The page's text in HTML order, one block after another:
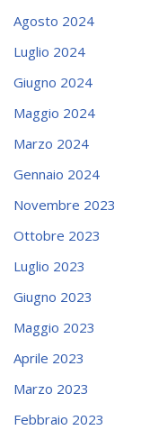
Agosto 2024
Luglio 2024
Giugno 2024
Maggio 2024
Marzo 2024
Gennaio 2024
Novembre 2023
Ottobre 2023
Luglio 2023
Giugno 2023
Maggio 2023
Aprile 2023
Marzo 2023
Febbraio 2023